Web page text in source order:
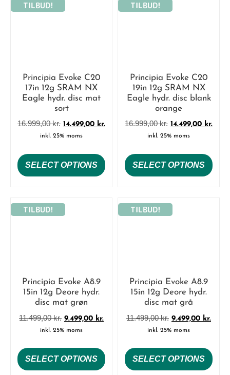
TILBUD!
Principia Evoke C20
17in 12g SRAM NX
Eagle hydr. disc mat
sort
16.999,00kr. 14.499,00 kr.
inkl. 25% moms
SELECT OPTIONS
TILBUD!
Principia Evoke C20
19in 12g SRAM NX
Eagle hydr. disc blank
orange
16.999,00kr. 14.499,00 kr.
inkl. 25% moms
SELECT OPTIONS
TILBUD!
Principia Evoke A8.9
15in 12g Deore hydr.
disc mat grøn
11.499,00kr. 9.499,00 kr.
inkl. 25% moms
SELECT OPTIONS
TILBUD!
Principia Evoke A8.9
15in 12g Deore hydr.
disc mat grå
11.499,00kr. 9.499,00 kr.
inkl. 25% moms
SELECT OPTIONS